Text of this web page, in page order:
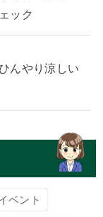
ック
んやり涼しい
ベント